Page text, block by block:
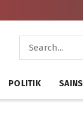
POLITIK SAINS